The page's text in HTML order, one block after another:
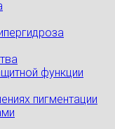
функции
пигментации